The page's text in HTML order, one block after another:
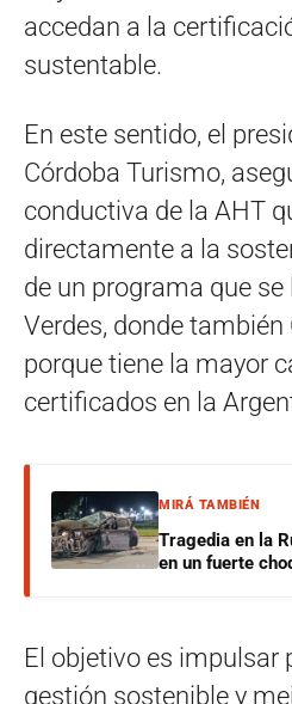
accedan a la
sustentable.
En este sentido, el
Córdoba Turismo,
conductiva de la AHT
directamente a la
de un programa que
Verdes, donde también
porque tiene la mayor
certificados en la
MIRÁ TAMBIÉN
Tragedia en la
en un fuerte
El objetivo es impulsar
gestión sostenible y